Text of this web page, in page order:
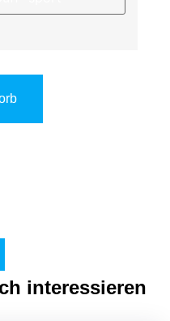
interessieren